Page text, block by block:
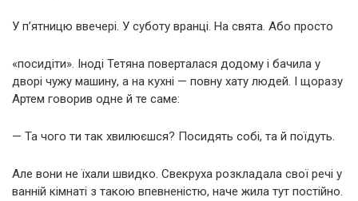
У п’ятницю ввечері. У суботу вранці. На свята. Або просто
«посидіти». Іноді Тетяна поверталася додому і бачила у
дворі чужу машину, а на кухні — повну хату людей. І щоразу
Артем говорив одне й те саме:
— Та чого ти так хвилюєшся? Посидять собі, та й поїдуть.
Але вони не їхали швидко. Свекруха розкладала свої речі у
ванній кімнаті з такою впевненістю, наче жила тут постійно.